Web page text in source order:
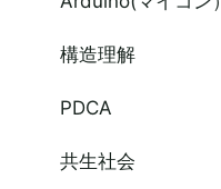
構造理解
PDCA
共生社会